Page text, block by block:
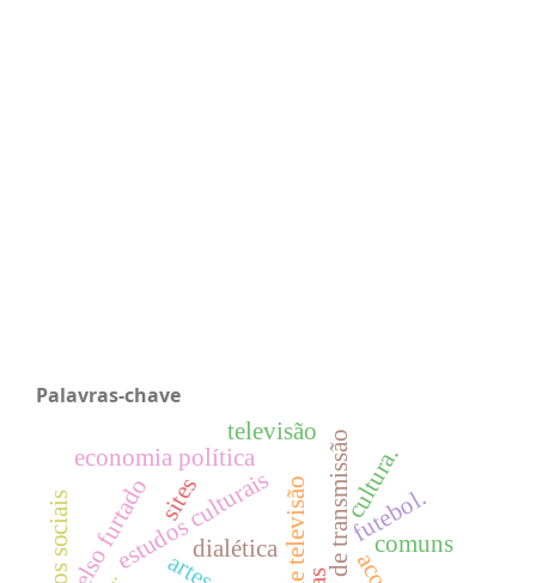
Palavras-chave
futebol.
estudos culturais
dialética
economia política
celso furtado cultura.
sites
televisão
comuns